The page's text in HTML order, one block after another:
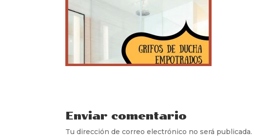
Enviar comentario
Tu dirección de correo electrónico no será publicada.